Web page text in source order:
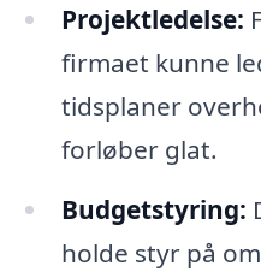
Projektledelse:
firmaet kunne
tidsplaner
forløber glat.
Budgetstyring:
holde styr på